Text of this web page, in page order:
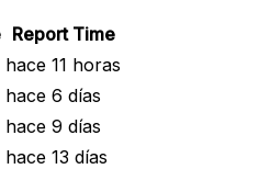
Report Time
hace 11 horas
hace 6 días
hace 9 días
hace 13 días